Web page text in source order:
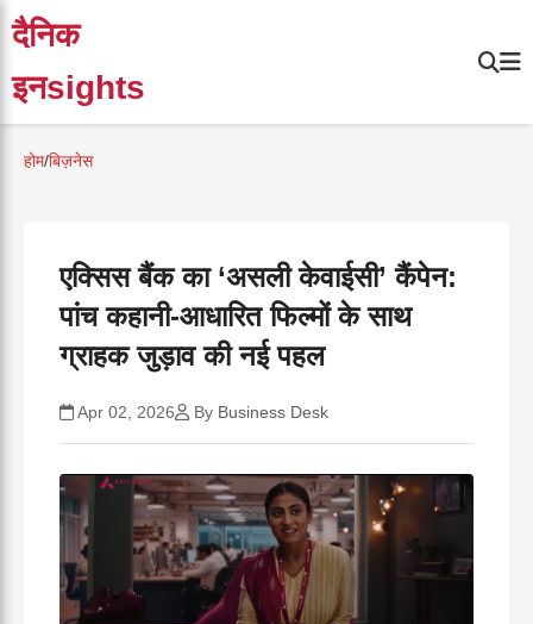
दैनिक
इनsights
होम/बिज़नेस
एक्सिस बैंक का ‘असली केवाईसी’ कैंपेन:
पांच कहानी-आधारित फिल्मों के साथ
ग्राहक जुड़ाव की नई पहल
Apr 02, 2026 By Business Desk